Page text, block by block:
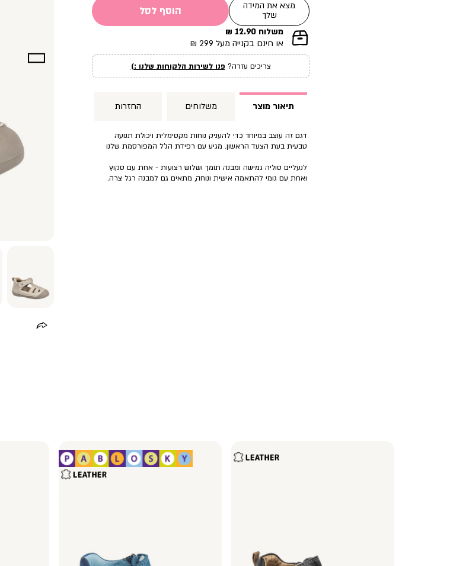
מצא את המידה
שלך
הוסף לסל
|
תומך
עמוד
מוצר
משלוח 12.90 ₪
או חינם בקנייה מעל 299 ₪
צריכים עזרה? פנו לשירות הלקוחות שלנו :)
תיאור מוצר משלוחים החזרות
דגם זה עוצב במיוחד כדי להעניק נוחות מקסימלית ויכולת תנועה
טבעית בעת הצעד הראשון. מגיע עם רפידת הג’ל המפורסמת שלנו
לנעליים סוליה גמישה ומבנה תומך ושלוש רצועות - אחת עם סקוץ
ואחת עם גומי להתאמה אישית ונוחה, מתאים גם למבנה רגל צרה.